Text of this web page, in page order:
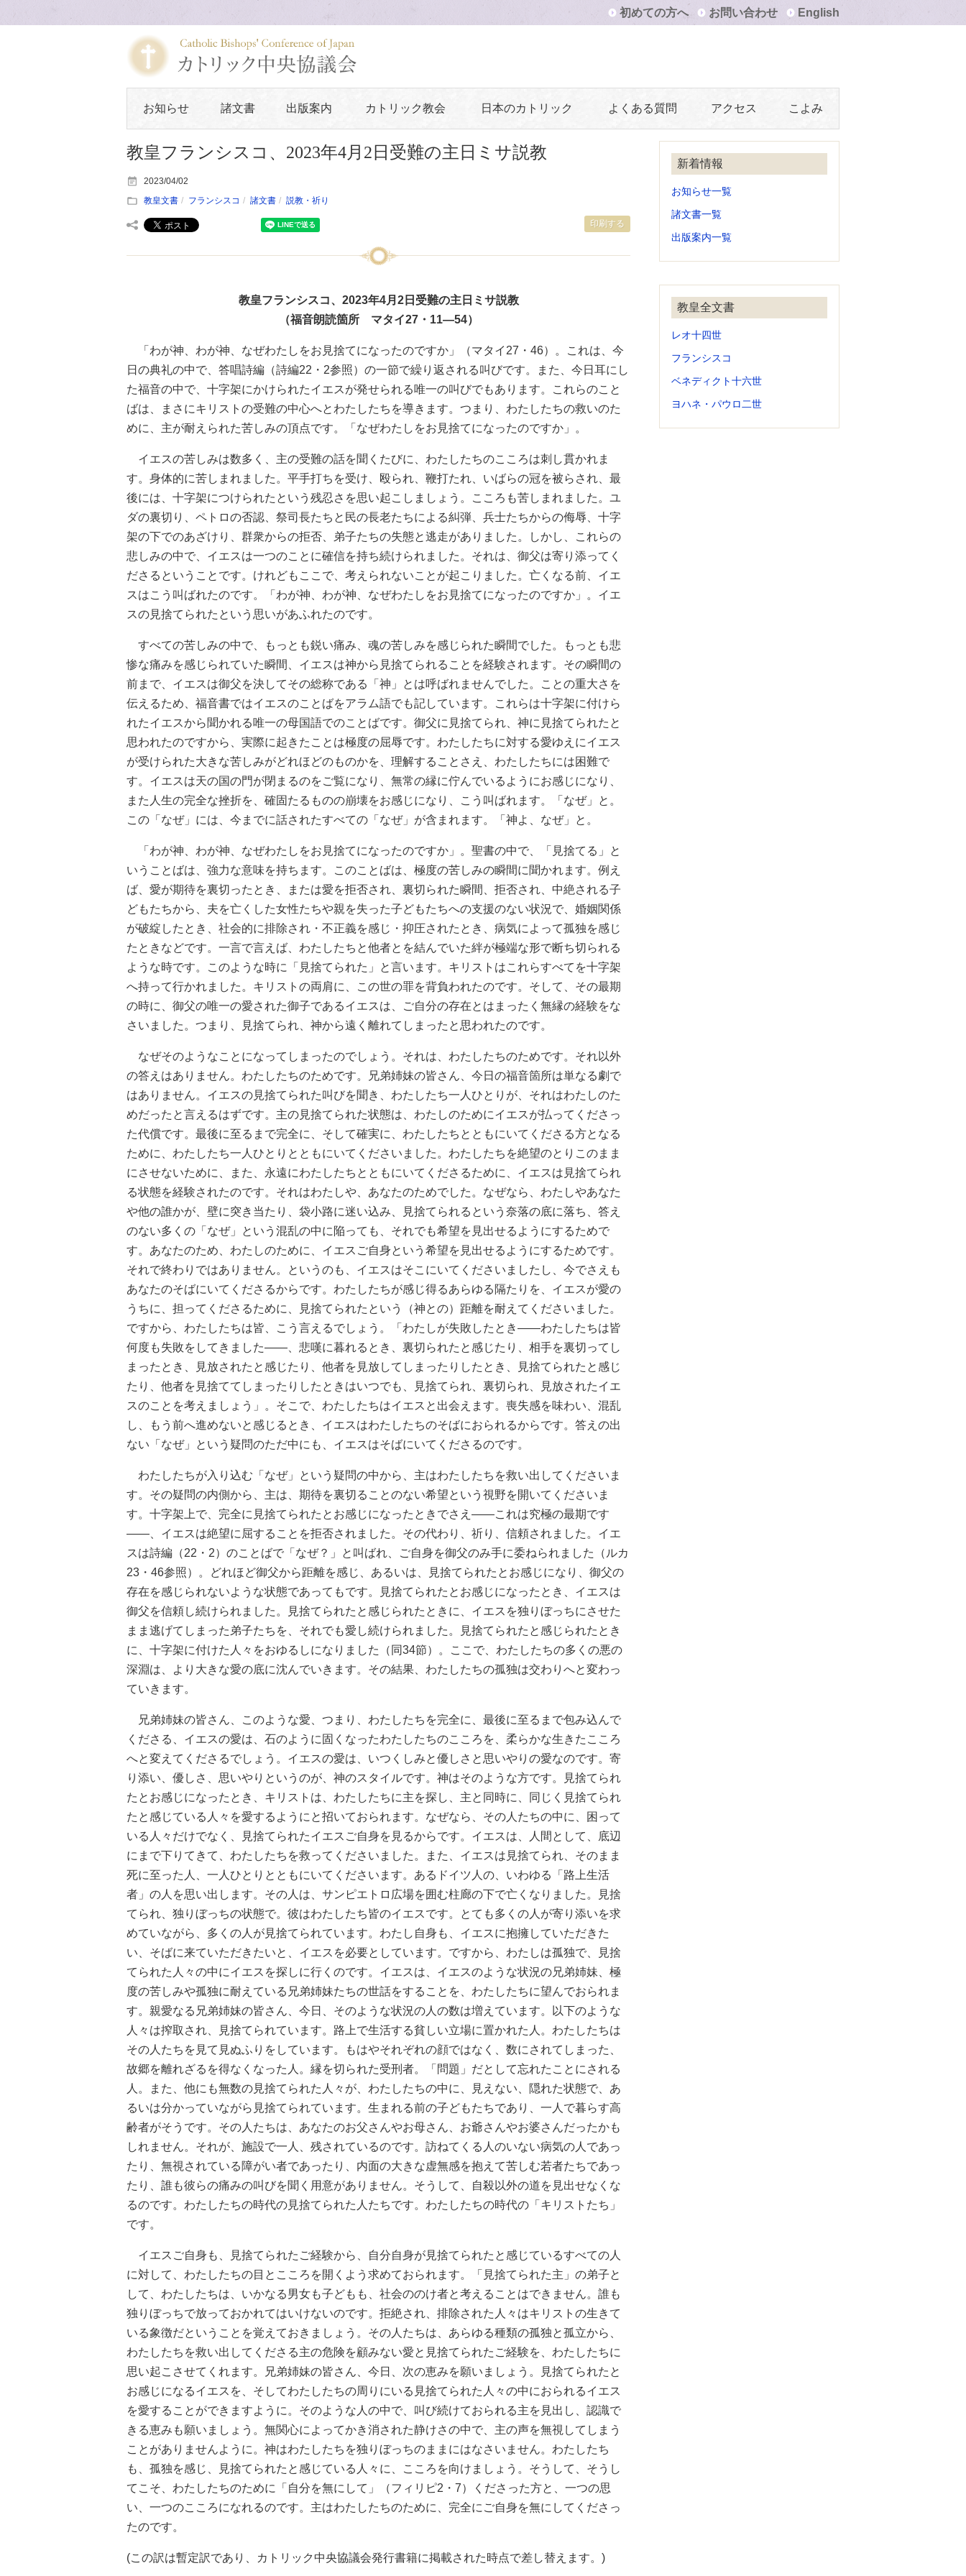
初めての方へ お問い合わせ English
お知らせ 諸文書 出版案内 カトリック教会 日本のカトリック よくある質問 アクセス こよみ
教皇フランシスコ、2023年4月2日受難の主日ミサ説教
印刷する
2023/04/02
教皇文書
フランシスコ 諸文書 説教・祈り
教皇フランシスコ、2023年4月2日受難の主日ミサ説教
（福音朗読箇所 マタイ27・11―54）
「わが神、わが神、なぜわたしをお見捨てになったのですか」（マタイ27・46）。これは、今
日の典礼の中で、答唱詩編（詩編22・2参照）の一節で繰り返される叫びです。また、今日耳にし
た福音の中で、十字架にかけられたイエスが発せられる唯一の叫びでもあります。これらのこと
ばは、まさにキリストの受難の中心へとわたしたちを導きます。つまり、わたしたちの救いのた
めに、主が耐えられた苦しみの頂点です。「なぜわたしをお見捨てになったのですか」。
イエスの苦しみは数多く、主の受難の話を聞くたびに、わたしたちのこころは刺し貫かれま
す。身体的に苦しまれました。平手打ちを受け、殴られ、鞭打たれ、いばらの冠を被らされ、最
後には、十字架につけられたという残忍さを思い起こしましょう。こころも苦しまれました。ユ
ダの裏切り、ペトロの否認、祭司長たちと民の長老たちによる糾弾、兵士たちからの侮辱、十字
架の下でのあざけり、群衆からの拒否、弟子たちの失態と逃走がありました。しかし、これらの
悲しみの中で、イエスは一つのことに確信を持ち続けられました。それは、御父は寄り添ってく
ださるということです。けれどもここで、考えられないことが起こりました。亡くなる前、イエ
スはこう叫ばれたのです。「わが神、わが神、なぜわたしをお見捨てになったのですか」。イエ
スの見捨てられたという思いがあふれたのです。
すべての苦しみの中で、もっとも鋭い痛み、魂の苦しみを感じられた瞬間でした。もっとも悲
惨な痛みを感じられていた瞬間、イエスは神から見捨てられることを経験されます。その瞬間の
前まで、イエスは御父を決してその総称である「神」とは呼ばれませんでした。ことの重大さを
伝えるため、福音書ではイエスのことばをアラム語でも記しています。これらは十字架に付けら
れたイエスから聞かれる唯一の母国語でのことばです。御父に見捨てられ、神に見捨てられたと
思われたのですから、実際に起きたことは極度の屈辱です。わたしたちに対する愛ゆえにイエス
が受けられた大きな苦しみがどれほどのものかを、理解することさえ、わたしたちには困難で
す。イエスは天の国の門が閉まるのをご覧になり、無常の縁に佇んでいるようにお感じになり、
また人生の完全な挫折を、確固たるものの崩壊をお感じになり、こう叫ばれます。「なぜ」と。
この「なぜ」には、今までに話されたすべての「なぜ」が含まれます。「神よ、なぜ」と。
「わが神、わが神、なぜわたしをお見捨てになったのですか」。聖書の中で、「見捨てる」と
いうことばは、強力な意味を持ちます。このことばは、極度の苦しみの瞬間に聞かれます。例え
ば、愛が期待を裏切ったとき、または愛を拒否され、裏切られた瞬間、拒否され、中絶される子
どもたちから、夫を亡くした女性たちや親を失った子どもたちへの支援のない状況で、婚姻関係
が破綻したとき、社会的に排除され・不正義を感じ・抑圧されたとき、病気によって孤独を感じ
たときなどです。一言で言えば、わたしたちと他者とを結んでいた絆が極端な形で断ち切られる
ような時です。このような時に「見捨てられた」と言います。キリストはこれらすべてを十字架
へ持って行かれました。キリストの両肩に、この世の罪を背負われたのです。そして、その最期
の時に、御父の唯一の愛された御子であるイエスは、ご自分の存在とはまったく無縁の経験をな
さいました。つまり、見捨てられ、神から遠く離れてしまったと思われたのです。
なぜそのようなことになってしまったのでしょう。それは、わたしたちのためです。それ以外
の答えはありません。わたしたちのためです。兄弟姉妹の皆さん、今日の福音箇所は単なる劇で
はありません。イエスの見捨てられた叫びを聞き、わたしたち一人ひとりが、それはわたしのた
めだったと言えるはずです。主の見捨てられた状態は、わたしのためにイエスが払ってくださっ
た代償です。最後に至るまで完全に、そして確実に、わたしたちとともにいてくださる方となる
ために、わたしたち一人ひとりとともにいてくださいました。わたしたちを絶望のとりこのまま
にさせないために、また、永遠にわたしたちとともにいてくださるために、イエスは見捨てられ
る状態を経験されたのです。それはわたしや、あなたのためでした。なぜなら、わたしやあなた
や他の誰かが、壁に突き当たり、袋小路に迷い込み、見捨てられるという奈落の底に落ち、答え
のない多くの「なぜ」という混乱の中に陥っても、それでも希望を見出せるようにするためで
す。あなたのため、わたしのために、イエスご自身という希望を見出せるようにするためです。
それで終わりではありません。というのも、イエスはそこにいてくださいましたし、今でさえも
あなたのそばにいてくださるからです。わたしたちが感じ得るあらゆる隔たりを、イエスが愛の
うちに、担ってくださるために、見捨てられたという（神との）距離を耐えてくださいました。
ですから、わたしたちは皆、こう言えるでしょう。「わたしが失敗したとき――わたしたちは皆
何度も失敗をしてきました――、悲嘆に暮れるとき、裏切られたと感じたり、相手を裏切ってし
まったとき、見放されたと感じたり、他者を見放してしまったりしたとき、見捨てられたと感じ
たり、他者を見捨ててしまったりしたときはいつでも、見捨てられ、裏切られ、見放されたイエ
スのことを考えましょう」。そこで、わたしたちはイエスと出会えます。喪失感を味わい、混乱
し、もう前へ進めないと感じるとき、イエスはわたしたちのそばにおられるからです。答えの出
ない「なぜ」という疑問のただ中にも、イエスはそばにいてくださるのです。
わたしたちが入り込む「なぜ」という疑問の中から、主はわたしたちを救い出してくださいま
す。その疑問の内側から、主は、期待を裏切ることのない希望という視野を開いてくださいま
す。十字架上で、完全に見捨てられたとお感じになったときでさえ――これは究極の最期です
――、イエスは絶望に屈することを拒否されました。その代わり、祈り、信頼されました。イエ
スは詩編（22・2）のことばで「なぜ？」と叫ばれ、ご自身を御父のみ手に委ねられました（ルカ
23・46参照）。どれほど御父から距離を感じ、あるいは、見捨てられたとお感じになり、御父の
存在を感じられないような状態であってもです。見捨てられたとお感じになったとき、イエスは
御父を信頼し続けられました。見捨てられたと感じられたときに、イエスを独りぼっちにさせた
まま逃げてしまった弟子たちを、それでも愛し続けられました。見捨てられたと感じられたとき
に、十字架に付けた人々をおゆるしになりました（同34節）。ここで、わたしたちの多くの悪の
深淵は、より大きな愛の底に沈んでいきます。その結果、わたしたちの孤独は交わりへと変わっ
ていきます。
兄弟姉妹の皆さん、このような愛、つまり、わたしたちを完全に、最後に至るまで包み込んで
くださる、イエスの愛は、石のように固くなったわたしたちのこころを、柔らかな生きたこころ
へと変えてくださるでしょう。イエスの愛は、いつくしみと優しさと思いやりの愛なのです。寄
り添い、優しさ、思いやりというのが、神のスタイルです。神はそのような方です。見捨てられ
たとお感じになったとき、キリストは、わたしたちに主を探し、主と同時に、同じく見捨てられ
たと感じている人々を愛するようにと招いておられます。なぜなら、その人たちの中に、困って
いる人々だけでなく、見捨てられたイエスご自身を見るからです。イエスは、人間として、底辺
にまで下りてきて、わたしたちを救ってくださいました。また、イエスは見捨てられ、そのまま
死に至った人、一人ひとりとともにいてくださいます。あるドイツ人の、いわゆる「路上生活
者」の人を思い出します。その人は、サンピエトロ広場を囲む柱廊の下で亡くなりました。見捨
てられ、独りぼっちの状態で。彼はわたしたち皆のイエスです。とても多くの人が寄り添いを求
めていながら、多くの人が見捨てられています。わたし自身も、イエスに抱擁していただきた
い、そばに来ていただきたいと、イエスを必要としています。ですから、わたしは孤独で、見捨
てられた人々の中にイエスを探しに行くのです。イエスは、イエスのような状況の兄弟姉妹、極
度の苦しみや孤独に耐えている兄弟姉妹たちの世話をすることを、わたしたちに望んでおられま
す。親愛なる兄弟姉妹の皆さん、今日、そのような状況の人の数は増えています。以下のような
人々は搾取され、見捨てられています。路上で生活する貧しい立場に置かれた人。わたしたちは
その人たちを見て見ぬふりをしています。もはやそれぞれの顔ではなく、数にされてしまった、
故郷を離れざるを得なくなった人。縁を切られた受刑者。「問題」だとして忘れたことにされる
人。また、他にも無数の見捨てられた人々が、わたしたちの中に、見えない、隠れた状態で、あ
るいは分かっていながら見捨てられています。生まれる前の子どもたちであり、一人で暮らす高
齢者がそうです。その人たちは、あなたのお父さんやお母さん、お爺さんやお婆さんだったかも
しれません。それが、施設で一人、残されているのです。訪ねてくる人のいない病気の人であっ
たり、無視されている障がい者であったり、内面の大きな虚無感を抱えて苦しむ若者たちであっ
たり、誰も彼らの痛みの叫びを聞く用意がありません。そうして、自殺以外の道を見出せなくな
るのです。わたしたちの時代の見捨てられた人たちです。わたしたちの時代の「キリストたち」
です。
イエスご自身も、見捨てられたご経験から、自分自身が見捨てられたと感じているすべての人
に対して、わたしたちの目とこころを開くよう求めておられます。「見捨てられた主」の弟子と
して、わたしたちは、いかなる男女も子どもも、社会ののけ者と考えることはできません。誰も
独りぼっちで放っておかれてはいけないのです。拒絶され、排除された人々はキリストの生きて
いる象徴だということを覚えておきましょう。その人たちは、あらゆる種類の孤独と孤立から、
わたしたちを救い出してくださる主の危険を顧みない愛と見捨てられたご経験を、わたしたちに
思い起こさせてくれます。兄弟姉妹の皆さん、今日、次の恵みを願いましょう。見捨てられたと
お感じになるイエスを、そしてわたしたちの周りにいる見捨てられた人々の中におられるイエス
を愛することができますように。そのような人の中で、叫び続けておられる主を見出し、認識で
きる恵みも願いましょう。無関心によってかき消された静けさの中で、主の声を無視してしまう
ことがありませんように。神はわたしたちを独りぼっちのままにはなさいません。わたしたち
も、孤独を感じ、見捨てられたと感じている人々に、こころを向けましょう。そうして、そうし
てこそ、わたしたちのために「自分を無にして」（フィリピ2・7）くださった方と、一つの思
い、一つのこころになれるのです。主はわたしたちのために、完全にご自身を無にしてくださっ
たのです。
(この訳は暫定訳であり、カトリック中央協議会発行書籍に掲載された時点で差し替えます。)
新着情報
お知らせ一覧
諸文書一覧
出版案内一覧
教皇全文書
レオ十四世
フランシスコ
ベネディクト十六世
ヨハネ・パウロ二世